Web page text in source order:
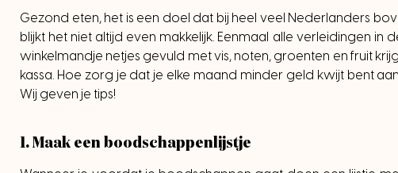
Gezond eten, het is een doel dat bij heel veel Nederlanders
blijkt het niet altijd even makkelijk. Eenmaal alle verleidingen in
winkelmandje netjes gevuld met vis, noten, groenten en fruit
kassa. Hoe zorg je dat je elke maand minder geld kwijt bent
Wij geven je tips!
1. Maak een boodschappenlijstje